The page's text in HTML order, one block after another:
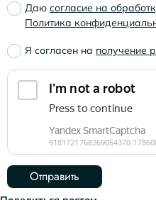
Даю согласие на
Политика
Я согласен на получение